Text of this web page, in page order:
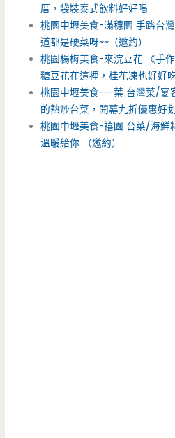
厝，袋裝泰式飲料好好喝
桃園中壢美食-滿穗園 手路台
道都是硬菜呀~~（邀約）
桃園楊梅美食-來浣豆花 《手
糖豆花在這裡，桂花凍也好好
桃園中壢美食-一葉 台灣菜/宴
的熱炒台菜，開幕九折優惠好
桃園中壢美食-禧園 台菜/海鮮
溫暖給你 （邀約）